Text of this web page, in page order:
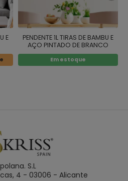
E
PENDENTE 1L TIRAS DE BAMBU E
AÇO PINTADO DE BRANCO
Em estoque
S.L
4 - 03006 - Alicante